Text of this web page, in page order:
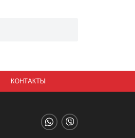
КОНТАКТЫ